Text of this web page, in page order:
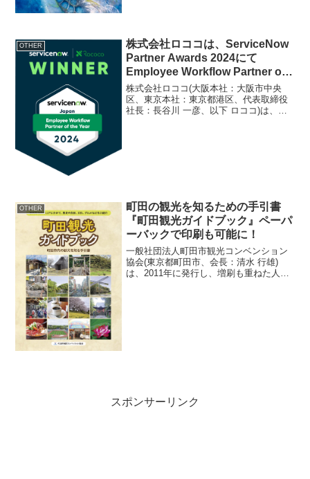
OTHER
株式会社ロココは、ServiceNow
Partner Awards 2024にて
Employee Workflow Partner of
the Yearを受賞しました！
株式会社ロココ(大阪本社：大阪市中央
区、東京本社：東京都港区、代表取締役
社長：長谷川 一彦、以下 ロココ)は、
OTHER
町田の観光を知るための手引書
『町田観光ガイドブック』ペーパ
ーバックで印刷も可能に！
一般社団法人町田市観光コンベンション
協会(東京都町田市、会長：清水 行雄)
は、2011年に発行し、増刷も重ねた人気
スポンサーリンク